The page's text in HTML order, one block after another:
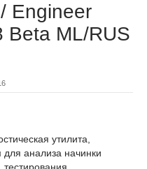
Engineer
Beta ML/RUS
утилита,
анализа начинки